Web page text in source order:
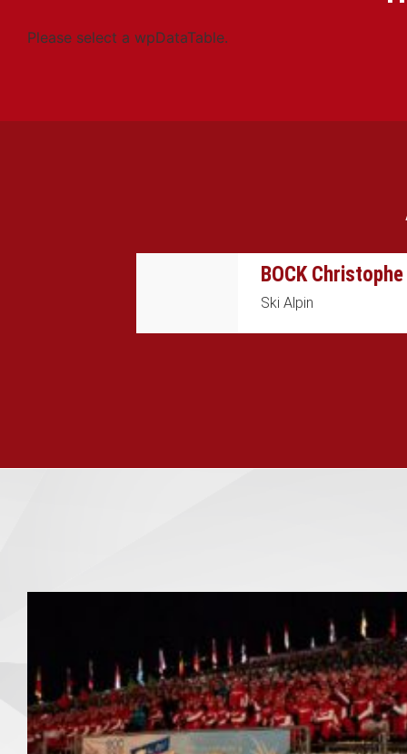
Please select a wpDataTable.
BOCK Christophe
Ski Alpin